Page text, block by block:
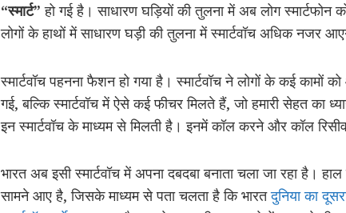
“स्मार्ट” हो गई है। साधारण घड़ियों की तुलना में अब लोग
लोगों के हाथों में साधारण घड़ी की तुलना में स्मार्टवॉच अधिक नजर
स्मार्टवॉच पहनना फैशन हो गया है। स्मार्टवॉच ने लोगों के कई
गई, बल्कि स्मार्टवॉच में ऐसे कई फीचर मिलते हैं, जो हमारी सेहत
इन स्मार्टवॉच के माध्यम से मिलती है। इनमें कॉल करने और कॉल
भारत अब इसी स्मार्टवॉच में अपना दबदबा बनाता चला जा रहा है।
सामने आए है, जिसके माध्यम से पता चलता है कि भारतदुनिया का